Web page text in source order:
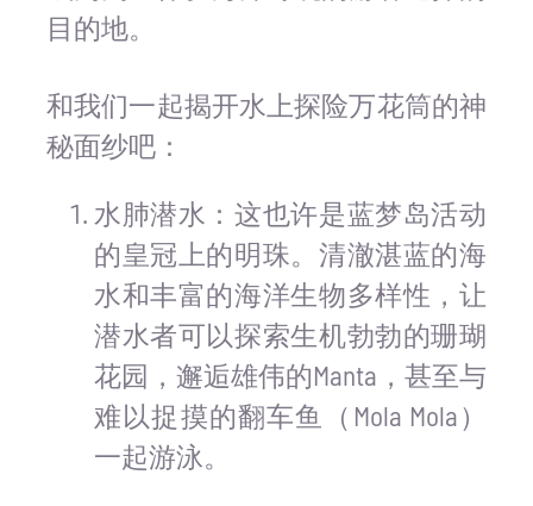
目的地。
和我们一起揭开水上探险万花筒的神
秘面纱吧：
水肺潜水：这也许是蓝梦岛活动
的皇冠上的明珠。清澈湛蓝的海
水和丰富的海洋生物多样性，让
潜水者可以探索生机勃勃的珊瑚
花园，邂逅雄伟的Manta，甚至与
难以捉摸的翻车鱼（Mola Mola）
一起游泳。